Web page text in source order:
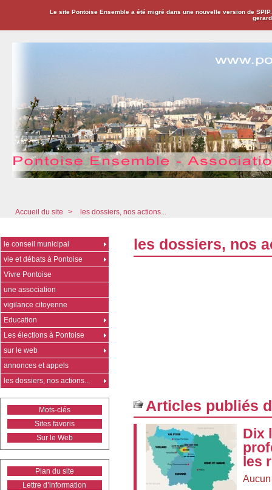
Le site Pontoise Ensemble a été migré dans une nouvelle version de
Accueil du site > les dossiers, nos actions...
les dossiers, nos
Articles publiés
Dix
les
le conseil municipal
vie et débats à Pontoise
Vivre Pontoise
une association
vigilance citoyenne
Education
Les élections à Pontoise
sur le web
annonces et appels
les dossiers, nos actions...
Mots-clés
Sites favoris
Sur le Web
Plan du site
Lettre d’information